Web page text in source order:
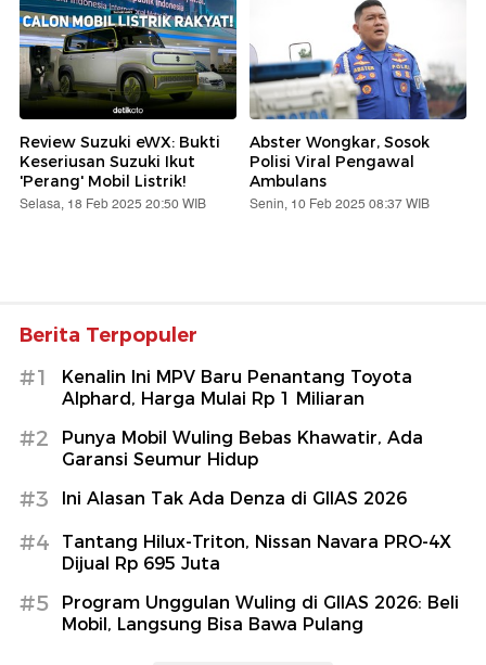
Review Suzuki eWX: Bukti
Keseriusan Suzuki Ikut
'Perang' Mobil Listrik!
Selasa, 18 Feb 2025 20:50 WIB
Abster Wongkar, Sosok
Polisi Viral Pengawal
Ambulans
Senin, 10 Feb 2025 08:37 WIB
Berita Terpopuler
#1
Kenalin Ini MPV Baru Penantang Toyota
Alphard, Harga Mulai Rp 1 Miliaran
#2
Punya Mobil Wuling Bebas Khawatir, Ada
Garansi Seumur Hidup
#3 Ini Alasan Tak Ada Denza di GIIAS 2026
#4
Tantang Hilux-Triton, Nissan Navara PRO-4X
Dijual Rp 695 Juta
#5
Program Unggulan Wuling di GIIAS 2026: Beli
Mobil, Langsung Bisa Bawa Pulang